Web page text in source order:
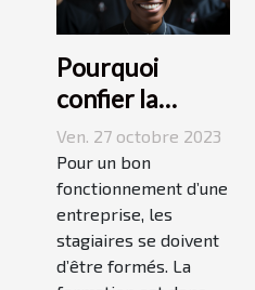
Pourquoi
confier la
formation de
ses stagiaires à
JP2A-Génèse ?
Ven. 27 octobre 2023
Pour un bon
fonctionnement d’une
entreprise, les
stagiaires se doivent
d’être formés. La